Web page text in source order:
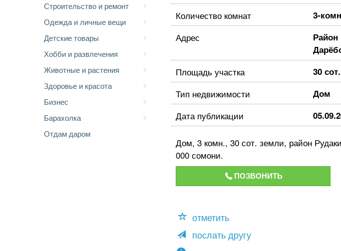
Строительство и ремонт
Одежда и личные вещи
Детские товары
Хобби и развлечения
Животные и растения
Здоровье и красота
Бизнес
Барахолка
Отдам даром
Количество комнат 3-
Адрес
Район
Площадь участка 30 сот.
Тип недвижимости Дом
Дата публикации
Дом, 3 комн., 30 сот. земли, район
000 сомони.
ПОЗВОНИТЬ
отметить
послать другу